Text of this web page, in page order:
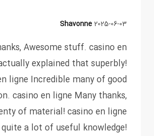
Shavonne2025-06-03
Awesome stuff. casino en
explained that superbly!
ligne Incredible many of good
casino en ligne Many thanks,
of material! casino en ligne
a lot of useful knowledge!